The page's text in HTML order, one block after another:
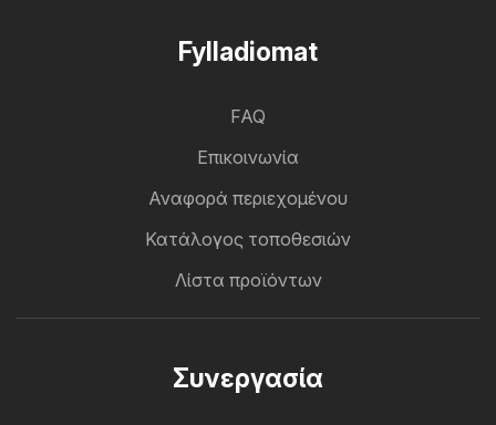
Fylladiomat
FAQ
Επικοινωνία
Αναφορά περιεχομένου
Κατάλογος τοποθεσιών
Λίστα προϊόντων
Συνεργασία